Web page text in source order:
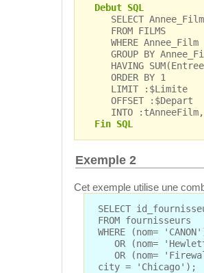
Debut SQL
SELECT
FROM FILMS
WHERE Annee_Film
GROUP BY
HAVING
ORDER BY 1
LIMIT :$Limite
OFFSET :$Depart
INTO
Fin SQL
Exemple 2
Cet exemple utilise une
SELECT
FROM fournisseurs
WHERE (nom=
OR (nom=
OR (nom=
city = 'Chicago');